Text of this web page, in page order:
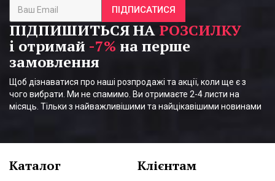
ПІДПИСАТИСЯ
ПІДПИШИТЬСЯ НА РОЗСИЛКУ
і отримай -7% на перше
замовлення
Щоб дізнаватися про наші розпродажі та акції, коли ще є з
чого вибрати. Ми не спамимо. Ви отримаєте 2-4 листи на
місяць. Тільки з найважливішими та найцікавішими новинами
Каталог Клієнтам